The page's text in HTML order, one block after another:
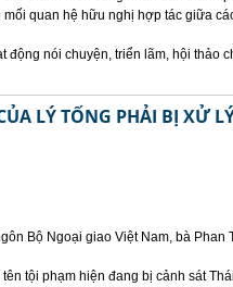
quan hệ hữu nghị hợp tác giữa
động nói chuyện, triển lãm, hội thảo
LÝ TỐNG PHẢI BỊ XỬ
Bộ Ngoại giao Việt Nam, bà Phan
tội phạm hiện đang bị cảnh sát